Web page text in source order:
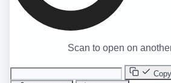
Scan to open on